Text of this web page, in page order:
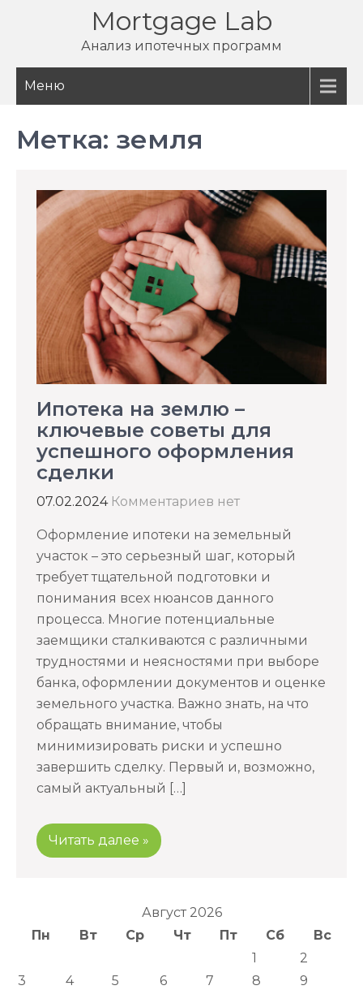
содержимому
Mortgage Lab
Анализ ипотечных программ
Меню
Метка: земля
Ипотека на землю –
ключевые советы для
успешного оформления
сделки
07.02.2024 Комментариев нет
Оформление ипотеки на земельный
участок – это серьезный шаг, который
требует тщательной подготовки и
понимания всех нюансов данного
процесса. Многие потенциальные
заемщики сталкиваются с различными
трудностями и неясностями при выборе
банка, оформлении документов и оценке
земельного участка. Важно знать, на что
обращать внимание, чтобы
минимизировать риски и успешно
завершить сделку. Первый и, возможно,
самый актуальный […]
Читать далее »
Август 2026
Пн
Вт Ср Чт Пт Сб
Вс
1
2
3
4 5 6 7 8
9